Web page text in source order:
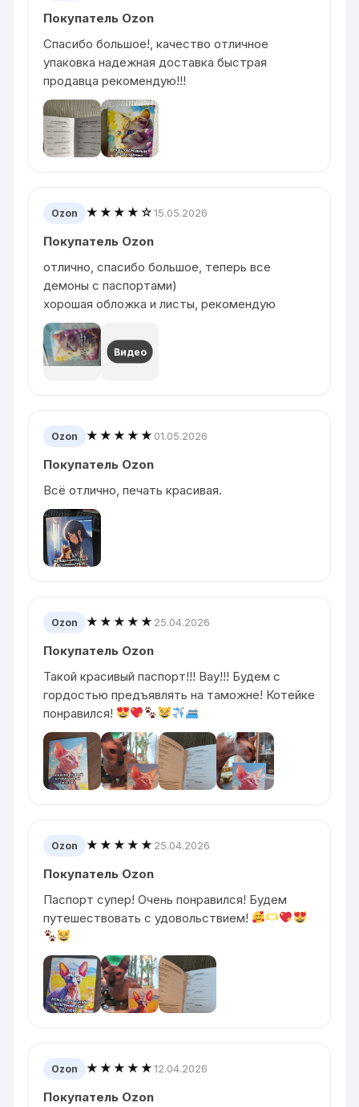
Покупатель Ozon
Спасибо большое!, качество отличное
упаковка надежная доставка быстрая
продавца рекомендую!!!
Ozon ★★★★☆15.05.2026
Покупатель Ozon
отлично, спасибо большое, теперь все
демоны с паспортами)
хорошая обложка и листы, рекомендую
Видео
Ozon ★★★★★ 01.05.2026
Покупатель Ozon
Всё отлично, печать красивая.
Ozon ★★★★★ 25.04.2026
Покупатель Ozon
Такой красивый паспорт!!! Вау!!! Будем с
гордостью предъявлять на таможне! Котейке
понравился!
Ozon ★★★★★ 25.04.2026
Покупатель Ozon
Паспорт супер! Очень понравился! Будем
путешествовать с удовольствием!
Ozon ★★★★★12.04.2026
Покупатель Ozon